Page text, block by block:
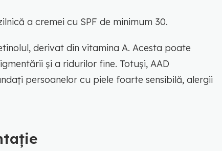
a cremei cu SPF de minimum 30.
derivat din vitamina A. Acesta poate
și a ridurilor fine. Totuși, AAD
persoanelor cu piele foarte sensibilă, alergii